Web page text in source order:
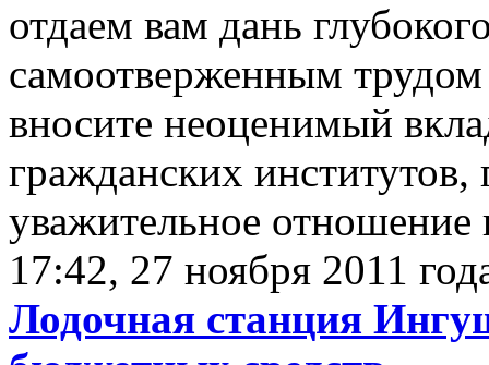
отдаем вам дань
самоотверженным
вносите неоценимый
гражданских
уважительное
17:42, 27 ноября 2011
Лодочная станция